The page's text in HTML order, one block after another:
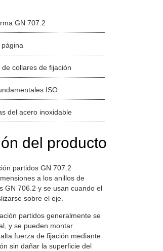
GN 707.2
collares de fijación
ISO
del acero inoxidable
del producto
partidos GN 707.2
a los anillos de
GN 706.2 y se usan cuando el
sobre el eje.
partidos generalmente se
y se pueden montar
fuerza de fijación mediante
sin dañar la superficie del